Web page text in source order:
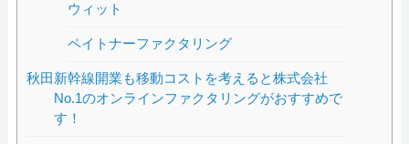
ウィット
ペイトナーファクタリング
秋田新幹線開業も移動コストを考えると株式会社
No.1のオンラインファクタリングがおすすめで
す！